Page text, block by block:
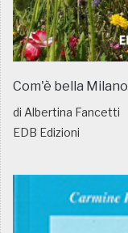
Com'è bella Milano
di Albertina Fancetti
EDB Edizioni